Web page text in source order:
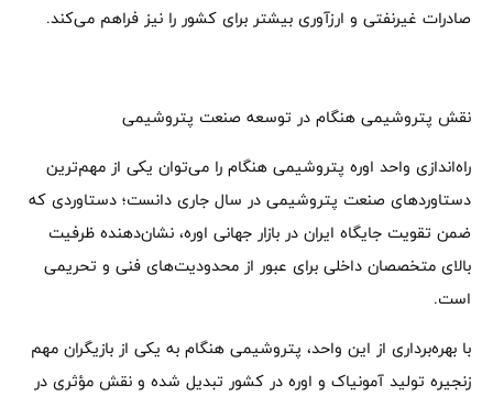
صادرات غیرنفتی و ارزآوری بیشتر برای کشور را نیز فراهم می‌کند.
نقش پتروشیمی هنگام در توسعه صنعت پتروشیمی
راه‌اندازی واحد اوره پتروشیمی هنگام را می‌توان یکی از مهم‌ترین
دستاوردهای صنعت پتروشیمی در سال جاری دانست؛ دستاوردی که
ضمن تقویت جایگاه ایران در بازار جهانی اوره، نشان‌دهنده ظرفیت
بالای متخصصان داخلی برای عبور از محدودیت‌های فنی و تحریمی
است.
با بهره‌برداری از این واحد، پتروشیمی هنگام به یکی از بازیگران مهم
زنجیره تولید آمونیاک و اوره در کشور تبدیل شده و نقش مؤثری در